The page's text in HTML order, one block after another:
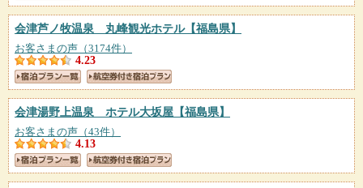
会津芦ノ牧温泉 丸峰観光ホテル【福島県】
お客さまの声（3174件）
4.23
会津湯野上温泉 ホテル大坂屋 【福島県】
お客さまの声（43件）
4.13